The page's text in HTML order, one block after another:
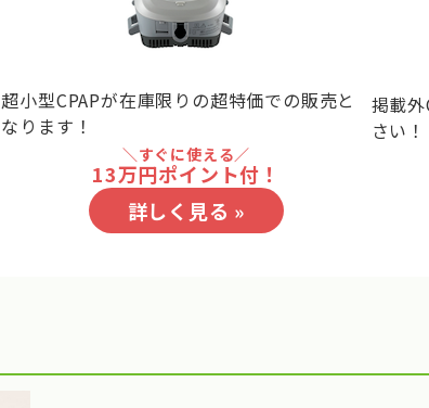
超小型CPAPが在庫限りの超特価での販売と
なります！
＼すぐに使える／
13万円ポイント付！
詳しく見る »
掲載
さい！